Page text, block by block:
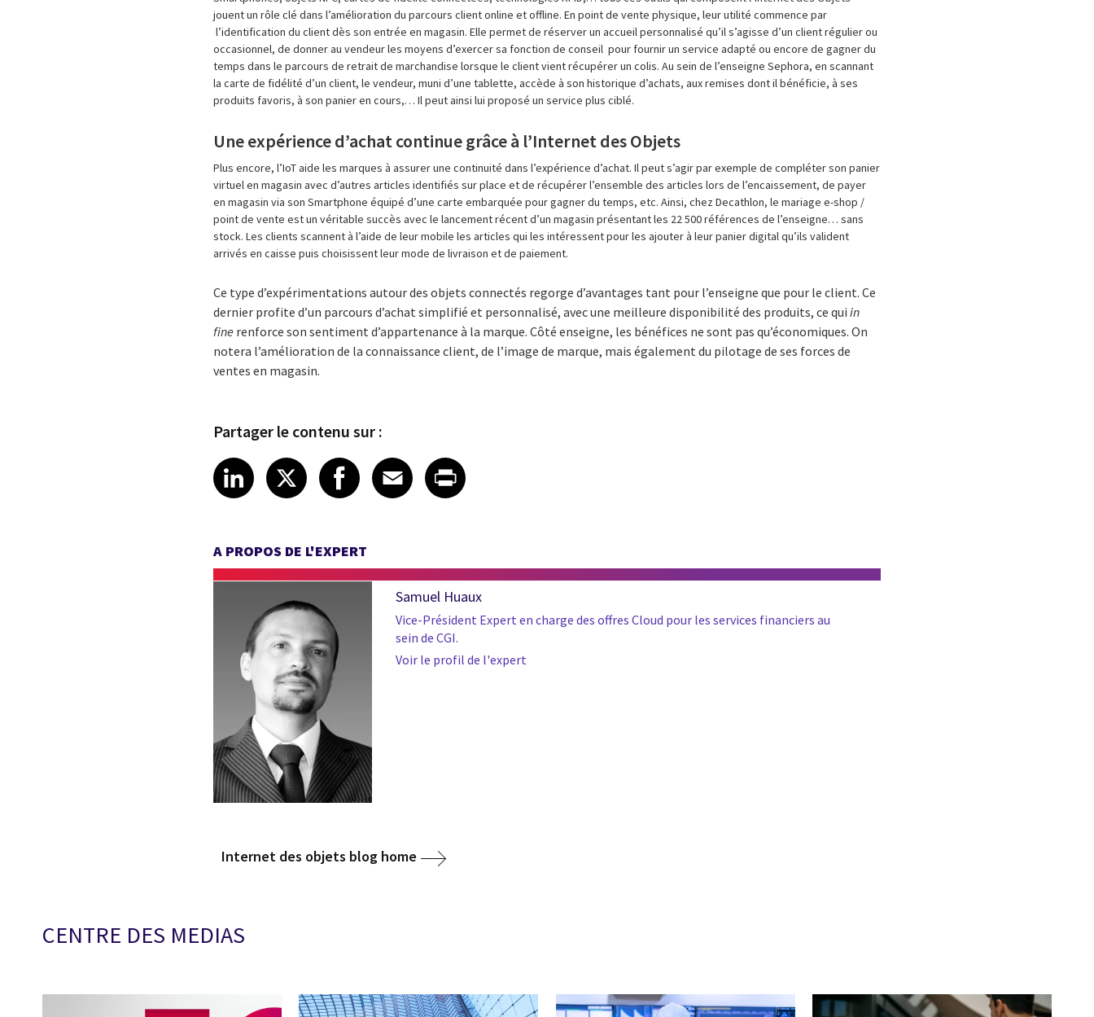
jouent un rôle clé dans l’amélioration du parcours client online et offline. En point de vente physique, leur utilité commence par
l’identification du client dès son entrée en magasin. Elle permet de réserver un accueil personnalisé qu’il s’agisse d’un client régulier ou
occasionnel, de donner au vendeur les moyens d’exercer sa fonction de conseil pour fournir un service adapté ou encore de gagner du
temps dans le parcours de retrait de marchandise lorsque le client vient récupérer un colis. Au sein de l’enseigne Sephora, en scannant
la carte de fidélité d’un client, le vendeur, muni d’une tablette, accède à son historique d’achats, aux remises dont il bénéficie, à ses
produits favoris, à son panier en cours,… Il peut ainsi lui proposé un service plus ciblé.
Une expérience d’achat continue grâce à l’Internet des Objets
Plus encore, l’IoT aide les marques à assurer une continuité dans l’expérience d’achat. Il peut s’agir par exemple de compléter son panier
virtuel en magasin avec d’autres articles identifiés sur place et de récupérer l’ensemble des articles lors de l’encaissement, de payer
en magasin via son Smartphone équipé d’une carte embarquée pour gagner du temps, etc. Ainsi, chez Decathlon, le mariage e-shop /
point de vente est un véritable succès avec le lancement récent d’un magasin présentant les 22 500 références de l’enseigne… sans
stock. Les clients scannent à l’aide de leur mobile les articles qui les intéressent pour les ajouter à leur panier digital qu’ils valident
arrivés en caisse puis choisissent leur mode de livraison et de paiement.
Ce type d’expérimentations autour des objets connectés regorge d’avantages tant pour l’enseigne que pour le client. Ce
dernier profite d’un parcours d’achat simplifié et personnalisé, avec une meilleure disponibilité des produits, ce quiin
fine renforce son sentiment d’appartenance à la marque. Côté enseigne, les bénéfices ne sont pas qu’économiques. On
notera l’amélioration de la connaissance client, de l’image de marque, mais également du pilotage de ses forces de
ventes en magasin.
Partager le contenu sur :
Share article on LinkedIn
LinkedIn
Share article on X
XShare article on Facebook
Facebook
Share article on Email
Email
Share article on Print
A PROPOS DE L'EXPERT
Samuel Huaux
Vice-Président Expert en charge des offres Cloud pour les services financiers au
sein de CGI.
Voir le profil de l'expert
Internet des objets blog home
CENTRE DES MEDIAS